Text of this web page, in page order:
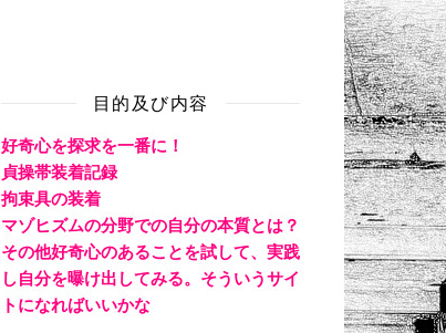
目的及び内容
好奇心を探求を一番に！
貞操帯装着記録
拘束具の装着
マゾヒズムの分野での自分の本質とは？
その他好奇心のあることを試して、実践
し自分を曝け出してみる。そういうサイ
トになればいいかな